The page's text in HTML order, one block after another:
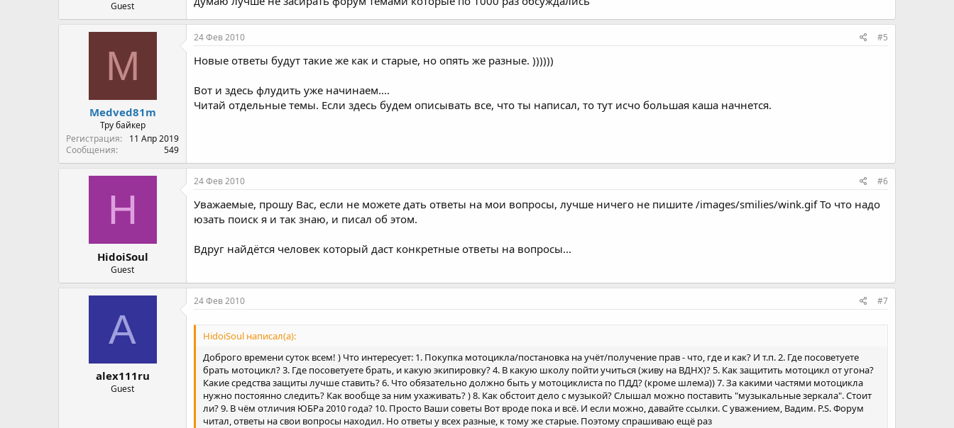
Guest
M
Medved81m
Тру байкер
Регистрация
11 Апр 2019
Сообщения
549
24 Фев 2010 #5
Новые ответы будут такие же как и старые, но опять же разные. ))))))
Вот и здесь флудить уже начинаем....
Читай отдельные темы. Если здесь будем описывать все, что ты написал, то тут исчо большая каша начнется.
H
HidoiSoul
Guest
24 Фев 2010 #6
Уважаемые, прошу Вас, если не можете дать ответы на мои вопросы, лучше ничего не пишите /images/smilies/wink.gif То что надо
юзать поиск я и так знаю, и писал об этом.
Вдруг найдётся человек который даст конкретные ответы на вопросы...
A
alex111ru
Guest
24 Фев 2010 #7
HidoiSoul написал(а):
Доброго времени суток всем! ) Что интересует: 1. Покупка мотоцикла/постановка на учёт/получение прав - что, где и как? И т.п. 2. Где посоветуете
брать мотоцикл? 3. Где посоветуете брать, и какую экипировку? 4. В какую школу пойти учиться (живу на ВДНХ)? 5. Как защитить мотоцикл от угона?
Какие средства защиты лучше ставить? 6. Что обязательно должно быть у мотоциклиста по ПДД? (кроме шлема)) 7. За какими частями мотоцикла
нужно постоянно следить? Как вообще за ним ухаживать? ) 8. Как обстоит дело с музыкой? Слышал можно поставить "музыкальные зеркала". Стоит
ли? 9. В чём отличия ЮБРа 2010 года? 10. Просто Ваши советы Вот вроде пока и всё. И если можно, давайте ссылки. С уважением, Вадим. P.S. Форум
читал, ответы на свои вопросы находил. Но ответы у всех разные, к тому же старые. Поэтому спрашиваю ещё раз